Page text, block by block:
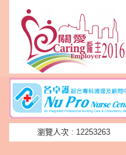
瀏覽人次 : 12253263